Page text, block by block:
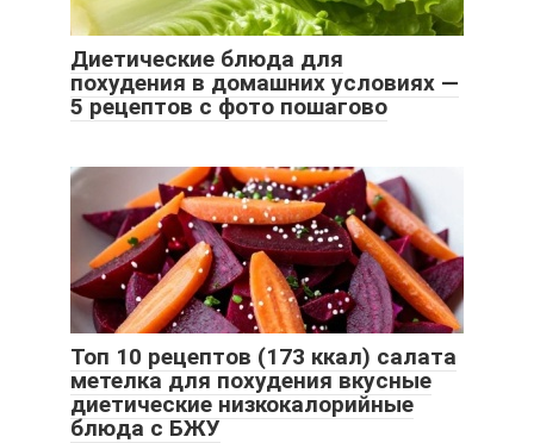
Диетические блюда для
похудения в домашних условиях —
5 рецептов с фото пошагово
Топ 10 рецептов (173 ккал) салата
метелка для похудения вкусные
диетические низкокалорийные
блюда с БЖУ